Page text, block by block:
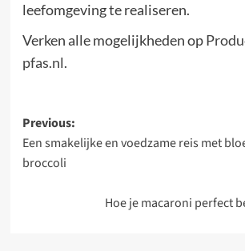
leefomgeving te realiseren.
Verken alle mogelijkheden op
pfas.nl.
Post
navigation
Previous:
Een smakelijke en voedzame reis met
broccoli
Hoe je macaroni perfect